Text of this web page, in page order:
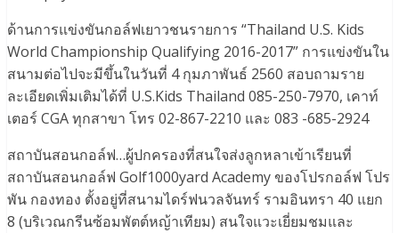
ด้านการแข่งขันกอล์ฟเยาวชนรายการ “Thailand U.S. Kids
World Championship Qualifying 2016-2017” การแข่งขันใน
สนามต่อไปจะมีขึ้นในวันที่ 4 กุมภาพันธ์ 2560 สอบถามราย
ละเอียดเพิ่มเติมได้ที่ U.S.Kids Thailand 085-250-7970, เคาท์
เตอร์ CGA ทุกสาขา โทร 02-867-2210 และ 083 -685-2924
สถาบันสอนกอล์ฟ…ผู้ปกครองที่สนใจส่งลูกหลาเข้าเรียนที่
สถาบันสอนกอล์ฟ Golf1000yard Academy ของโปรกอล์ฟ โปร
พัน กองทอง ตั้งอยู่ที่สนามไดร์ฟนวลจันทร์ รามอินทรา 40 แยก
8 (บริเวณกรีนซ้อมพัตต์หญ้าเทียม) สนใจแวะเยี่ยมชมและ